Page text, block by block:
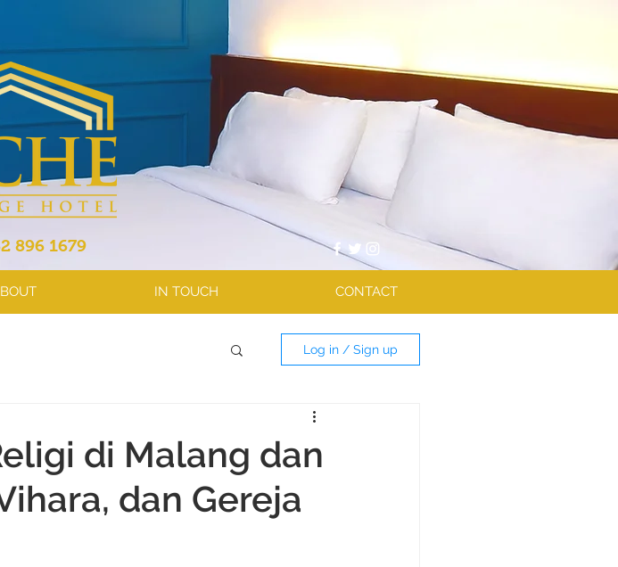
IN TOUCH CONTACT
896 1679
Log in / Sign up
di Malang dan
dan Gereja